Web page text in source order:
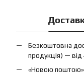
Безкоштовна
продукція) — від
«Новою поштою»